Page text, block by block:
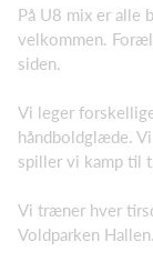
På U8 mix er alle
velkommen.
siden.
Vi leger
håndboldglæde.
spiller vi kamp til
Vi træner hver
Voldparken Hallen.